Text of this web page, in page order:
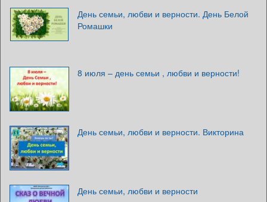
День семьи, любви и верности. День Белой
Ромашки
8 июля – день семьи , любви и верности!
День семьи, любви и верности. Викторина
День семьи, любви и верности